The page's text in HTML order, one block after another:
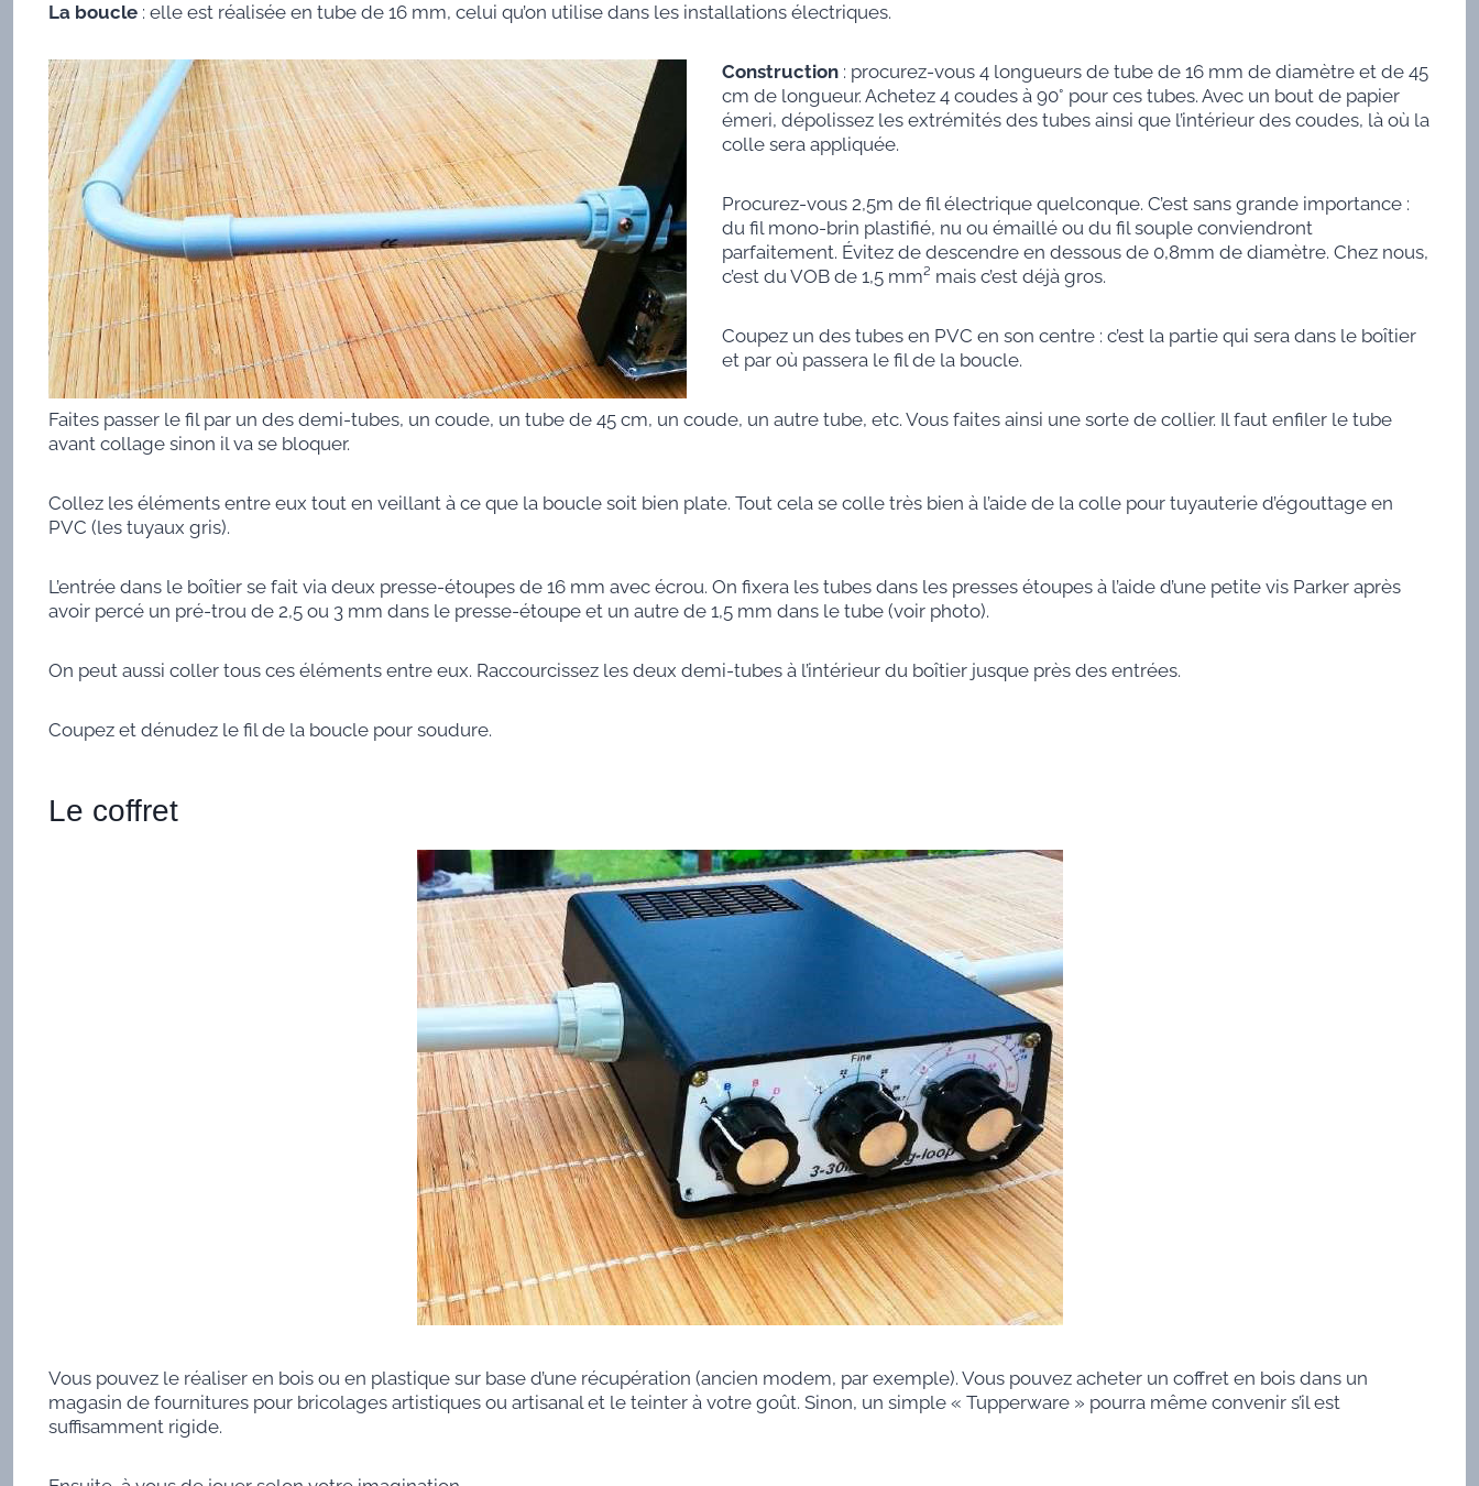
La boucle : elle est réalisée en tube de 16 mm, celui qu’on utilise dans les installations électriques.
Construction: procurez-vous 4 longueurs de tube de 16 mm de diamètre et de 45
cm de longueur. Achetez 4 coudes à 90° pour ces tubes. Avec un bout de papier
émeri, dépolissez les extrémités des tubes ainsi que l’intérieur des coudes, là où la
colle sera appliquée.
Procurez-vous 2,5m de fil électrique quelconque. C’est sans grande importance :
du fil mono-brin plastifié, nu ou émaillé ou du fil souple conviendront
parfaitement. Évitez de descendre en dessous de 0,8mm de diamètre. Chez nous,
c’est du VOB de 1,5 mm² mais c’est déjà gros.
Coupez un des tubes en PVC en son centre : c’est la partie qui sera dans le boîtier
et par où passera le fil de la boucle.
Faites passer le fil par un des demi-tubes, un coude, un tube de 45 cm, un coude, un autre tube, etc. Vous faites ainsi une sorte de collier. Il faut enfiler le tube
avant collage sinon il va se bloquer.
Collez les éléments entre eux tout en veillant à ce que la boucle soit bien plate. Tout cela se colle très bien à l’aide de la colle pour tuyauterie d’égouttage en
PVC (les tuyaux gris).
L’entrée dans le boîtier se fait via deux presse-étoupes de 16 mm avec écrou. On fixera les tubes dans les presses étoupes à l’aide d’une petite vis Parker après
avoir percé un pré-trou de 2,5 ou 3 mm dans le presse-étoupe et un autre de 1,5 mm dans le tube (voir photo).
On peut aussi coller tous ces éléments entre eux. Raccourcissez les deux demi-tubes à l’intérieur du boîtier jusque près des entrées.
Coupez et dénudez le fil de la boucle pour soudure.
Le coffret
Vous pouvez le réaliser en bois ou en plastique sur base d’une récupération (ancien modem, par exemple). Vous pouvez acheter un coffret en bois dans un
magasin de fournitures pour bricolages artistiques ou artisanal et le teinter à votre goût. Sinon, un simple « Tupperware » pourra même convenir s’il est
suffisamment rigide.